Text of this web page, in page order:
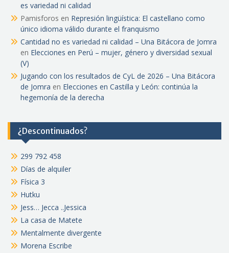
es variedad ni calidad
Pamisforos en Represión lingüística: El castellano como
único idioma válido durante el franquismo
Cantidad no es variedad ni calidad – Una Bitácora de Jomra
en Elecciones en Perú – mujer, género y diversidad sexual
(V)
Jugando con los resultados de CyL de 2026 – Una Bitácora
de Jomra en Elecciones en Castilla y León: continúa la
hegemonía de la derecha
¿Descontinuados?
299 792 458
Días de alquiler
Física 3
Hutku
Jess… Jecca ..Jessica
La casa de Matete
Mentalmente divergente
Morena Escribe